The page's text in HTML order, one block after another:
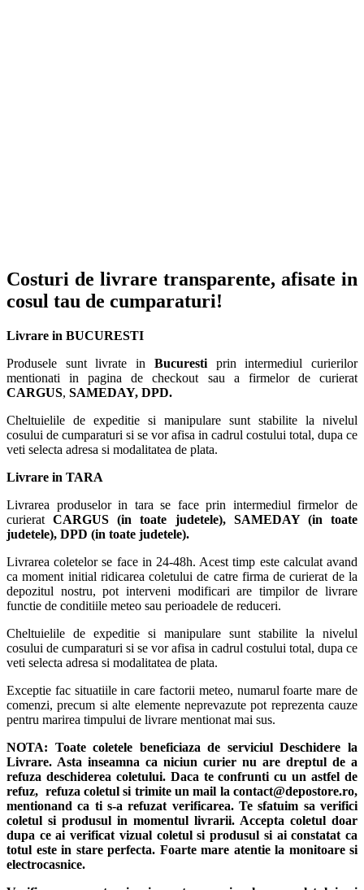
Costuri de livrare transparente, afisate in
cosul tau de cumparaturi!
Livrare in BUCURESTI
Produsele sunt livrate in Bucurestiprin intermediul curierilor
mentionati in pagina de checkout sau a firmelor de curierat
CARGUS, SAMEDAY, DPD.
Cheltuielile de expeditie si manipulare sunt stabilite la nivelul
cosului de cumparaturi si se vor afisa in cadrul costului total, dupa ce
veti selecta adresa si modalitatea de plata.
Livrare in TARA
Livrarea produselor in tara se face prin intermediul firmelor de
curieratCARGUS (in toate judetele),
SAMEDAY (in toate
judetele), DPD (in toate judetele).
Livrarea coletelor se face in 24-48h. Acest timp este calculat avand
ca moment initial ridicarea coletului de catre firma de curierat de la
depozitul nostru, pot interveni modificari are timpilor de livrare
functie de conditiile meteo sau perioadele de reduceri.
Cheltuielile de expeditie si manipulare sunt stabilite la nivelul
cosului de cumparaturi si se vor afisa in cadrul costului total, dupa ce
veti selecta adresa si modalitatea de plata.
Exceptie fac situatiile in care factorii meteo, numarul foarte mare de
comenzi, precum si alte elemente neprevazute pot reprezenta cauze
pentru marirea timpului de livrare mentionat mai sus.
NOTA: Toate coletele beneficiaza de serviciul Deschidere la
Livrare. Asta inseamna ca niciun curier nu are dreptul de a
refuza deschiderea coletului. Daca te confrunti cu un astfel de
refuz, refuza coletul si trimite un mail la contact@depostore.ro,
mentionand ca ti s-a refuzat verificarea. Te sfatuim sa verifici
coletul si produsul in momentul livrarii. Accepta coletul doar
dupa ce ai verificat vizual coletul si produsul si ai constatat ca
totul este in stare perfecta. Foarte mare atentie la monitoare si
electrocasnice.